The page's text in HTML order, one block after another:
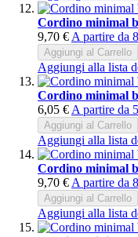
Cordino minimal
9,70 € A partire da
Aggiungi al Carrello
Aggiungi alla lista
Cordino minimal
6,05 € A partire da
Aggiungi al Carrello
Aggiungi alla lista
Cordino minimal
9,70 € A partire da
Aggiungi al Carrello
Aggiungi alla lista